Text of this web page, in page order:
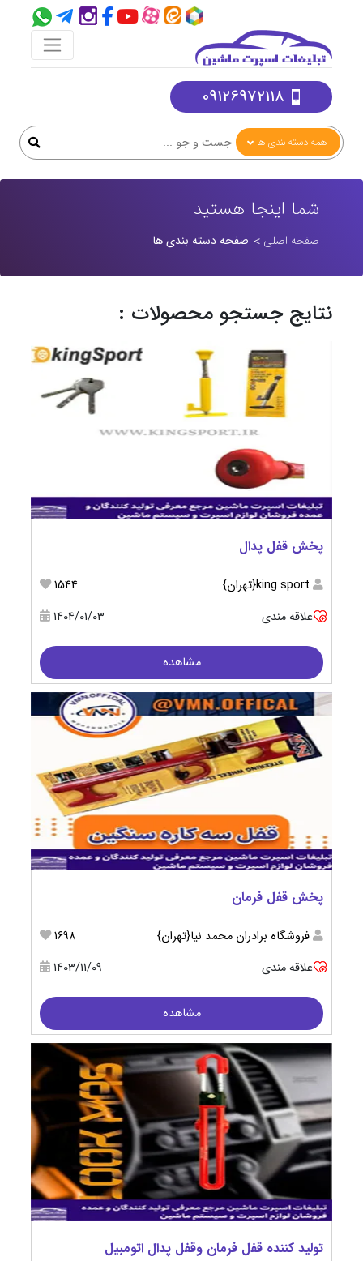
09126972118
همه دسته بندی ها
شما اینجا هستید
صفحه اصلی صفحه دسته بندی ها
نتایج جستجو محصولات :
پخش قفل پدال
king sport{تهران}
1544
علاقه مندی
1404/01/03
مشاهده
پخش قفل فرمان
فروشگاه برادران محمد نیا{تهران}
1698
علاقه مندی
1403/11/09
مشاهده
تولید کننده قفل فرمان وقفل پدال اتومبیل